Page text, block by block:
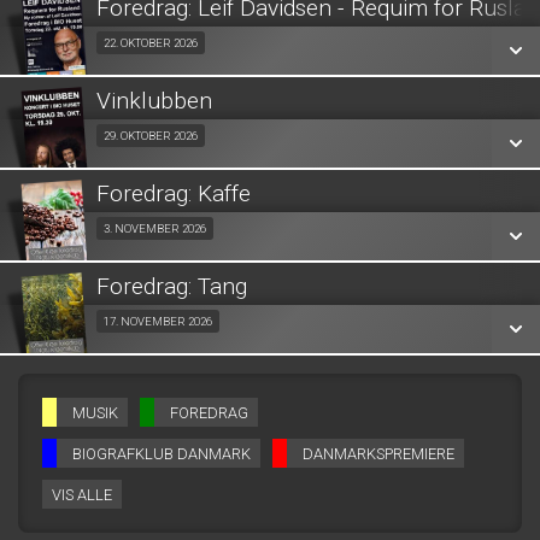
SE ALLE DAGE
LÆS MERE
Foredrag: Leif Davidsen - Requim for
22. OKTOBER 2026
SE ALLE DAGE
LÆS MERE
Vinklubben
29. OKTOBER 2026
SE ALLE DAGE
LÆS MERE
Foredrag: Kaffe
3. NOVEMBER 2026
SE ALLE DAGE
LÆS MERE
Foredrag: Tang
17. NOVEMBER 2026
LÆS MERE
MUSIK FOREDRAG
BIOGRAFKLUB DANMARK DANMARKSPREMIERE
VIS ALLE